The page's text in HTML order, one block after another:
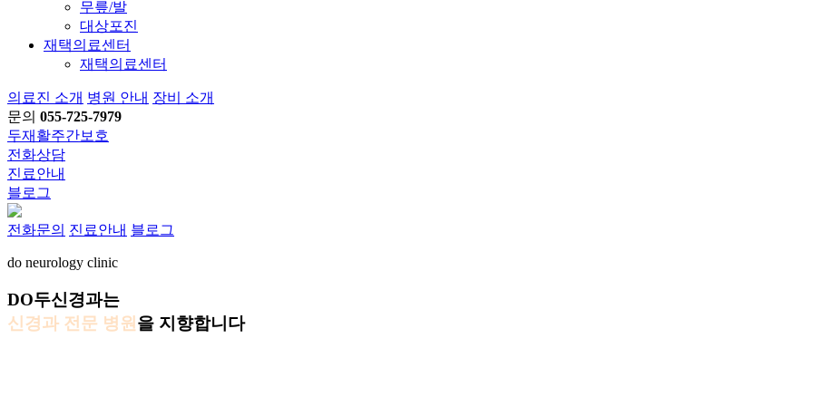
무릎/발
대상포진
재택의료센터
재택의료센터
의료진 소개 병원 안내 장비 소개
문의 055-725-7979
두재활주간보호
전화상담
진료안내
블로그
전화문의 진료안내 블로그
do neurology clinic
DO두신경과는
신경과 전문 병원 을 지향합니다